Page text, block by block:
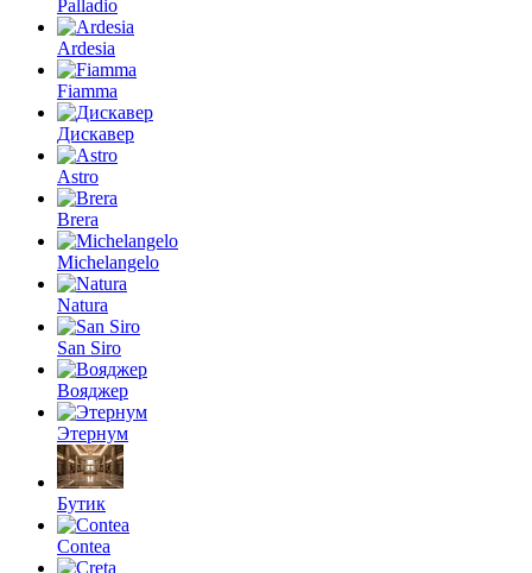
Palladio
Ardesia
Fiamma
Дискавер
Astro
Brera
Michelangelo
Natura
San Siro
Вояджер
Этернум
Бутик
Contea